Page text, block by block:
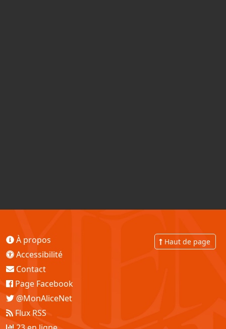
Haut de page
À propos
Accessibilité
Contact
Page Facebook
@MonAliceNet
Flux RSS